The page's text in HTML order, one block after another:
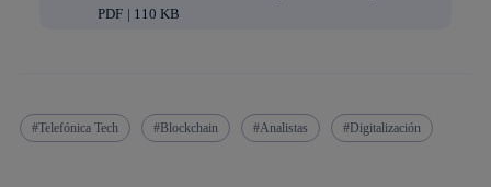
PDF | 110 KB
Telefónica Tech Blockchain Analistas Digitalización